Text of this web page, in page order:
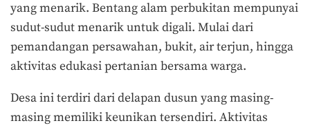
yang menarik. Bentang alam perbukitan mempunyai
sudut-sudut menarik untuk digali. Mulai dari
pemandangan persawahan, bukit, air terjun, hingga
aktivitas edukasi pertanian bersama warga.
Desa ini terdiri dari delapan dusun yang masing-
masing memiliki keunikan tersendiri. Aktivitas